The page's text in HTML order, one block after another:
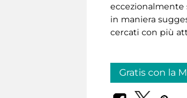
eccezionalmente
in maniera
cercati con più
Gratis con la